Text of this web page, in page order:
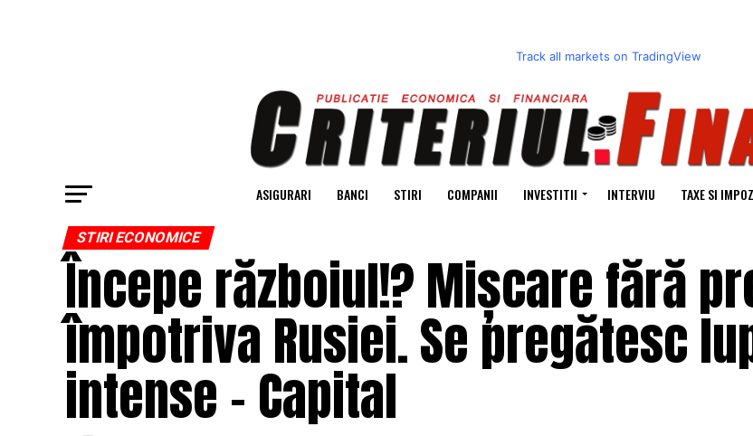
Track all markets on TradingView
ASIGURARI BANCI STIRI COMPANII INVESTITII INTERVIU TAXE SI
STIRI ECONOMICE
Începe războiul!? Mișcare fără
împotriva Rusiei. Se pregătesc
intense – Capital